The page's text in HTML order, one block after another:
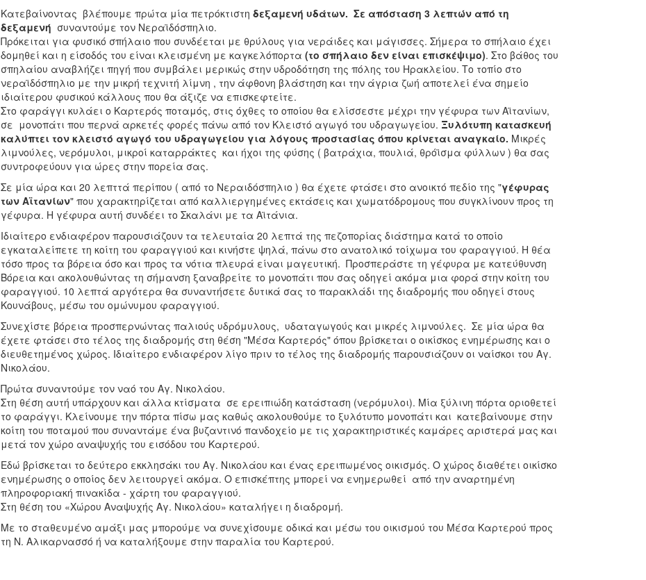
Κατεβαίνοντας βλέπουμε πρώτα μία πετρόκτιστη δεξαμενή υδάτων. Σε απόσταση 3 λεπτών από τη
δεξαμενή συναντούμε τον Νεραϊδόσπηλιο.
Πρόκειται για φυσικό σπήλαιο που συνδέεται με θρύλους για νεράιδες και μάγισσες. Σήμερα το σπήλαιο έχει
δομηθεί και η είσοδός του είναι κλεισμένη με καγκελόπορτα (το σπήλαιο δεν είναι επισκέψιμο). Στο βάθος του
σπηλαίου αναβλήζει πηγή που συμβάλει μερικώς στην υδροδότηση της πόλης του Ηρακλείου. Το τοπίο στο
νεραϊδόσπηλιο με την μικρή τεχνιτή λίμνη , την άφθονη βλάστηση και την άγρια ζωή αποτελεί ένα σημείο
ιδιαίτερου φυσικού κάλλους που θα άξιζε να επισκεφτείτε.
Στο φαράγγι κυλάει ο Καρτερός ποταμός, στις όχθες το οποίου θα ελίσσεστε μέχρι την γέφυρα των Αϊτανίων,
σε μονοπάτι που περνά αρκετές φορές πάνω από τον Κλειστό αγωγό του υδραγωγείου. Ξυλότυπη κατασκευή
καλύπτει τον κλειστό αγωγό του υδραγωγείου για λόγους προστασίας όπου κρίνεται αναγκαίο. Μικρές
λιμνούλες, νερόμυλοι, μικροί καταρράκτες και ήχοι της φύσης ( βατράχια, πουλιά, θρόϊσμα φύλλων ) θα σας
συντροφεύουν για ώρες στην πορεία σας.
Σε μία ώρα και 20 λεπττά περίπου ( από το Νεραιδόσπηλιο ) θα έχετε φτάσει στο ανοικτό πεδίο της "γέφυρας
των Αϊτανίων" που χαρακτηρίζεται από καλλιεργημένες εκτάσεις και χωματόδρομους που συγκλίνουν προς τη
γέφυρα. Η γέφυρα αυτή συνδέει το Σκαλάνι με τα Αϊτάνια.
Ιδιαίτερο ενδιαφέρον παρουσιάζουν τα τελευταία 20 λεπτά της πεζοπορίας διάστημα κατά το οποίο
εγκαταλείπετε τη κοίτη του φαραγγιού και κινήστε ψηλά, πάνω στο ανατολικό τοίχωμα του φαραγγιού. Η θέα
τόσο προς τα βόρεια όσο και προς τα νότια πλευρά είναι μαγευτική. Προσπεράστε τη γέφυρα με κατεύθυνση
Βόρεια και ακολουθώντας τη σήμανση ξαναβρείτε το μονοπάτι που σας οδηγεί ακόμα μια φορά στην κοίτη του
φαραγγιού. 10 λεπτά αργότερα θα συναντήσετε δυτικά σας το παρακλάδι της διαδρομής που οδηγεί στους
Κουνάβους, μέσω του ομώνυμου φαραγγιού.
Συνεχίστε βόρεια προσπερνώντας παλιούς υδρόμυλους, υδαταγωγούς και μικρές λιμνούλες. Σε μία ώρα θα
έχετε φτάσει στο τέλος της διαδρομής στη θέση "Μέσα Καρτερός" όπου βρίσκεται ο οικίσκος ενημέρωσης και ο
διευθετημένος χώρος. Ιδιαίτερο ενδιαφέρον λίγο πριν το τέλος της διαδρομής παρουσιάζουν οι ναίσκοι του Αγ.
Νικολάου.
Πρώτα συναντούμε τον ναό του Αγ. Νικολάου.
Στη θέση αυτή υπάρχουν και άλλα κτίσματα σε ερειπιώδη κατάσταση (νερόμυλοι). Μία ξύλινη πόρτα οριοθετεί
το φαράγγι. Κλείνουμε την πόρτα πίσω μας καθώς ακολουθούμε το ξυλότυπο μονοπάτι και κατεβαίνουμε στην
κοίτη του ποταμού που συναντάμε ένα βυζαντινό πανδοχείο με τις χαρακτηριστικές καμάρες αριστερά μας και
μετά τον χώρο αναψυχής του εισόδου του Καρτερού.
Εδώ βρίσκεται το δεύτερο εκκλησάκι του Αγ. Νικολάου και ένας ερειπωμένος οικισμός. Ο χώρος διαθέτει οικίσκο
ενημέρωσης ο οποίος δεν λειτουργεί ακόμα. Ο επισκέπτης μπορεί να ενημερωθεί από την αναρτημένη
πληροφοριακή πινακίδα - χάρτη του φαραγγιού.
Στη θέση του «Χώρου Αναψυχής Αγ. Νικολάου» καταλήγει η διαδρομή.
Με το σταθευμένο αμάξι μας μπορούμε να συνεχίσουμε οδικά και μέσω του οικισμού του Μέσα Καρτερού προς
τη Ν. Αλικαρνασσό ή να καταλήξουμε στην παραλία του Καρτερού.